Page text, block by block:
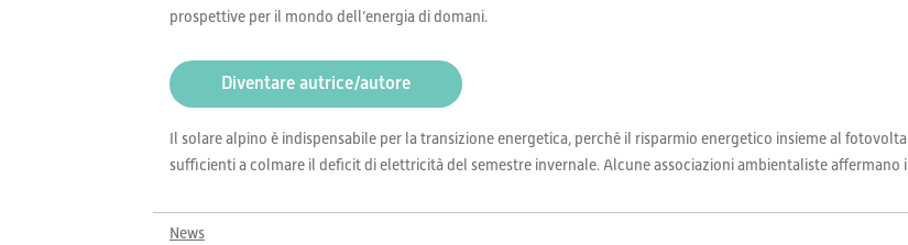
prospettive per il mondo dell’energia di domani.
Diventare autrice/autore
Il solare alpino è indispensabile per la transizione energetica, perché il risparmio energetico insieme al
sufficienti a colmare il deficit di elettricità del semestre invernale. Alcune associazioni ambientaliste affermano
News